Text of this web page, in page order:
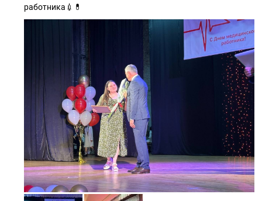
работника💉💊